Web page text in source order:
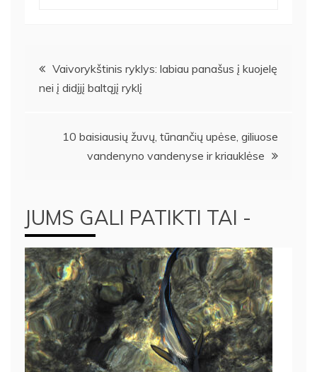
Navigacija
tarp
įrašų
Vaivorykštinis ryklys: labiau panašus į kuojelę
nei į didįjį baltąjį ryklį
10 baisiausių žuvų, tūnančių upėse, giliuose
vandenyno vandenyse ir kriauklėse
JUMS GALI PATIKTI TAI -